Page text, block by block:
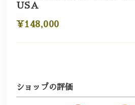
USA
¥148,000
ショップの評価